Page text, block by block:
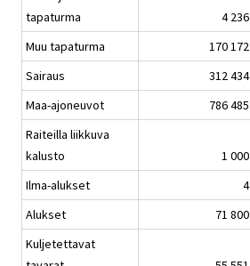
tapaturma
4 236
Muu tapaturma
170 172
Sairaus
312 434
Maa-ajoneuvot
786 485
Raiteilla liikkuva
kalusto
1 000
Ilma-alukset
4
Alukset
71 800
Kuljetettavat